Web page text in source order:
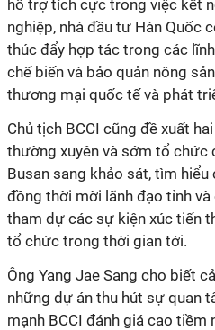
hỗ trợ tích cực trong việc kết
nghiệp, nhà đầu tư Hàn Quốc
thúc đẩy hợp tác trong các
chế biến và bảo quản nông
thương mại quốc tế và phát
Chủ tịch BCCI cũng đề xuất
thường xuyên và sớm tổ chức
Busan sang khảo sát, tìm
đồng thời mời lãnh đạo tỉnh và
tham dự các sự kiện xúc tiến
tổ chức trong thời gian tới.
Ông Yang Jae Sang cho biết
những dự án thu hút sự quan
mạnh BCCI đánh giá cao